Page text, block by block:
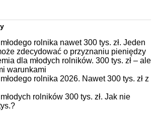
rolnika nawet 300 tys. zł. Jeden
zdecydować o przyznaniu pieniędzy
dla młodych rolników. 300 tys. zł – ale
warunkami
rolnika 2026. Nawet 300 tys. zł z
rolników 300 tys. zł. Jak nie